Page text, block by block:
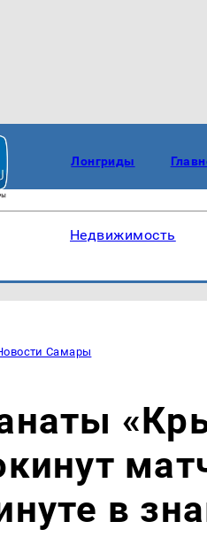
Лонгриды
Недвижимость
Самары
в